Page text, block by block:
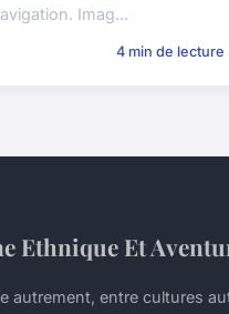
Imag...
4 min de
Ethnique Et
autrement, entre cultures